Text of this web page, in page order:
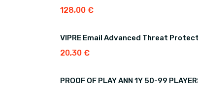
128,00 €
VIPRE Email Advanced Threat
20,30 €
PROOF OF PLAY ANN 1Y 50-99